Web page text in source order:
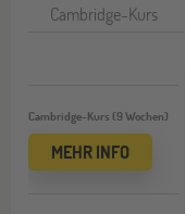
Cambridge-Kurs
Cambridge-Kurs (9 Wochen)
MEHR INFO